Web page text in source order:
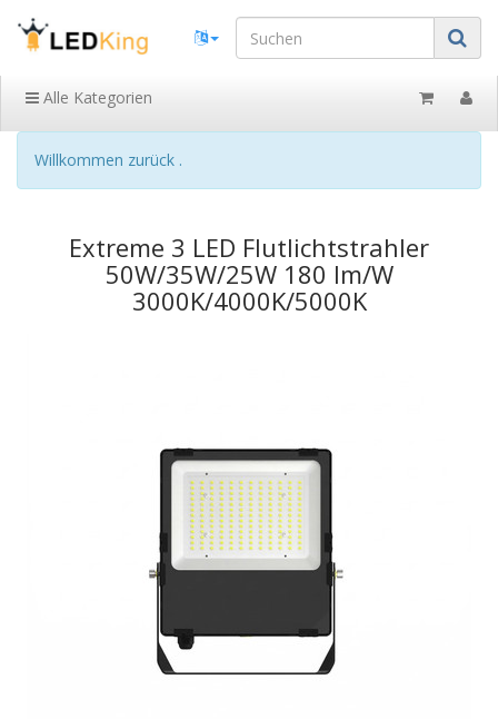
Alle Kategorien
Willkommen zurück .
Extreme 3 LED Flutlichtstrahler
50W/35W/25W 180 lm/W
3000K/4000K/5000K